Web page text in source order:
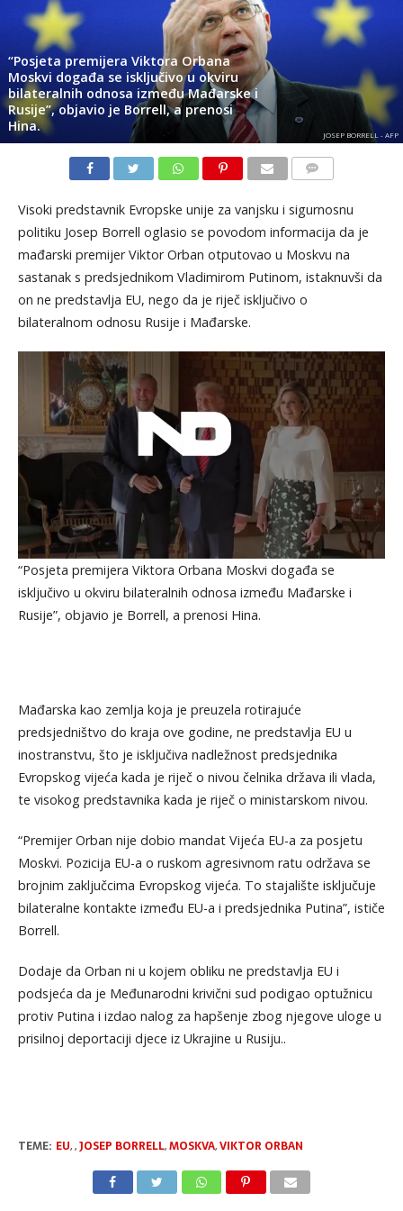
“Posjeta premijera Viktora Orbana
Moskvi događa se isključivo u okviru
bilateralnih odnosa između Mađarske i
Rusije”, objavio je Borrell, a prenosi
Hina.
JOSEP BORRELL - AFP
Visoki predstavnik Evropske unije za vanjsku i sigurnosnu
politiku Josep Borrell oglasio se povodom informacija da je
mađarski premijer Viktor Orban otputovao u Moskvu na
sastanak s predsjednikom Vladimirom Putinom, istaknuvši da
on ne predstavlja EU, nego da je riječ isključivo o
bilateralnom odnosu Rusije i Mađarske.
“Posjeta premijera Viktora Orbana Moskvi događa se
isključivo u okviru bilateralnih odnosa između Mađarske i
Rusije”, objavio je Borrell, a prenosi Hina.
Mađarska kao zemlja koja je preuzela rotirajuće
predsjedništvo do kraja ove godine, ne predstavlja EU u
inostranstvu, što je isključiva nadležnost predsjednika
Evropskog vijeća kada je riječ o nivou čelnika država ili vlada,
te visokog predstavnika kada je riječ o ministarskom nivou.
“Premijer Orban nije dobio mandat Vijeća EU-a za posjetu
Moskvi. Pozicija EU-a o ruskom agresivnom ratu održava se
brojnim zaključcima Evropskog vijeća. To stajalište isključuje
bilateralne kontakte između EU-a i predsjednika Putina”, ističe
Borrell.
Dodaje da Orban ni u kojem obliku ne predstavlja EU i
podsjeća da je Međunarodni krivični sud podigao optužnicu
protiv Putina i izdao nalog za hapšenje zbog njegove uloge u
prisilnoj deportaciji djece iz Ukrajine u Rusiju..
TEME: EU,,JOSEP BORRELL,MOSKVA,VIKTOR ORBAN